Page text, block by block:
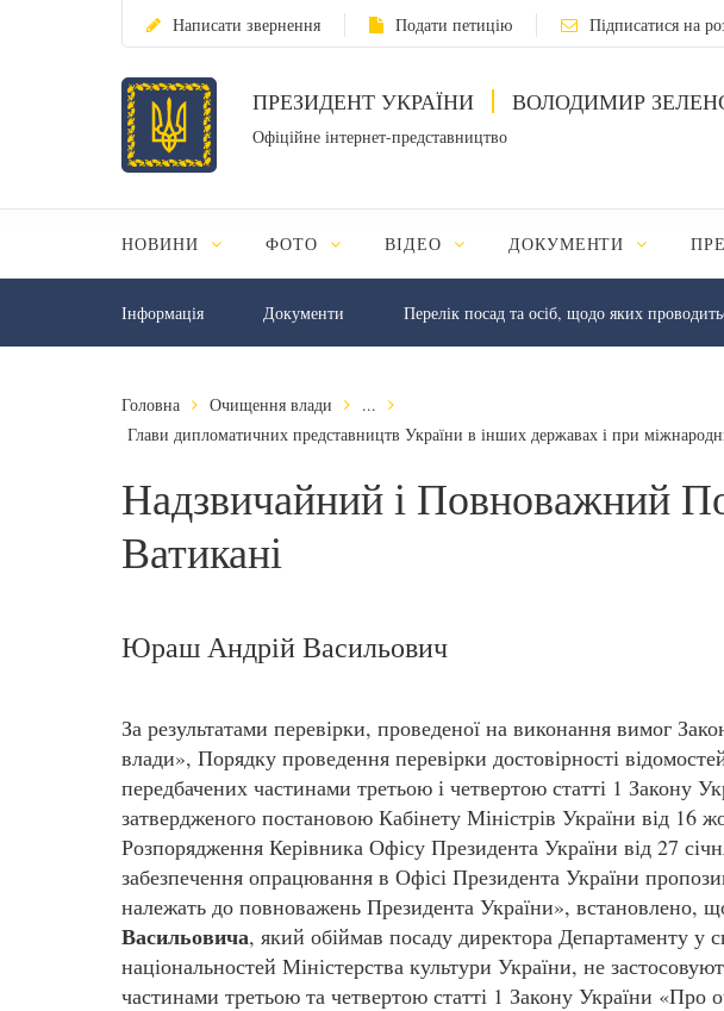
Написати звернення Подати петицію Підписатися на
ПРЕЗИДЕНТ УКРАЇНИ ВОЛОДИМИР
Офіційне інтернет-представництво
НОВИНИ ФОТО ВІДЕО ДОКУМЕНТИ
Інформація Документи Перелік посад та осіб, щодо яких
Головна Очищення влади
...
Глави дипломатичних представництв України в інших державах і при
Надзвичайний і Повноважний
Ватикані
Юраш Андрій Васильович
За результатами перевірки, проведеної на виконання вимог
влади», Порядку проведення перевірки достовірності
передбачених частинами третьою і четвертою статті 1 Закону
затвердженого постановою Кабінету Міністрів України від 16
Розпорядження Керівника Офісу Президента України від 27
забезпечення опрацювання в Офісі Президента України
належать до повноважень Президента України», встановлено,
Васильовича, який обіймав посаду директора Департаменту у
національностей Міністерства культури України, не
частинами третьою та четвертою статті 1 Закону України «Про